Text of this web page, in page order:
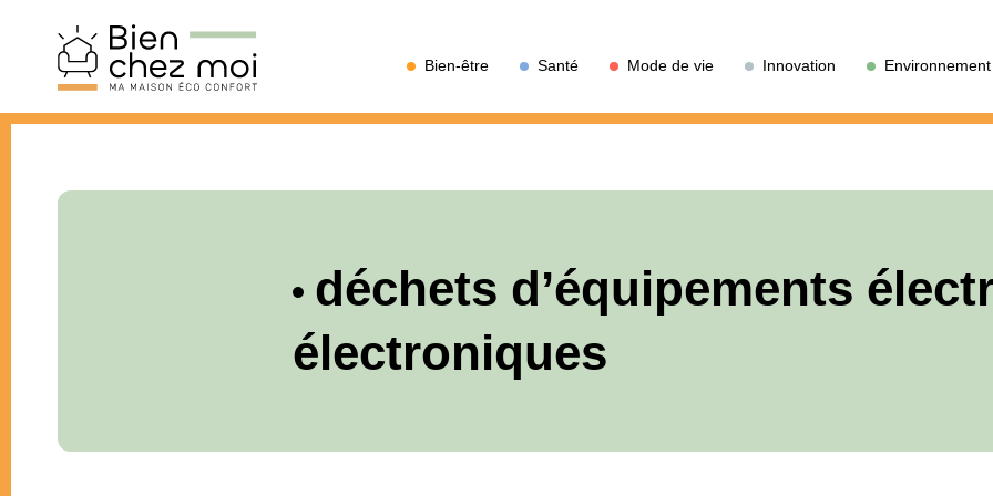
Bien-être Santé Mode de vie Innovation Environnement
déchets d’équipements
électroniques